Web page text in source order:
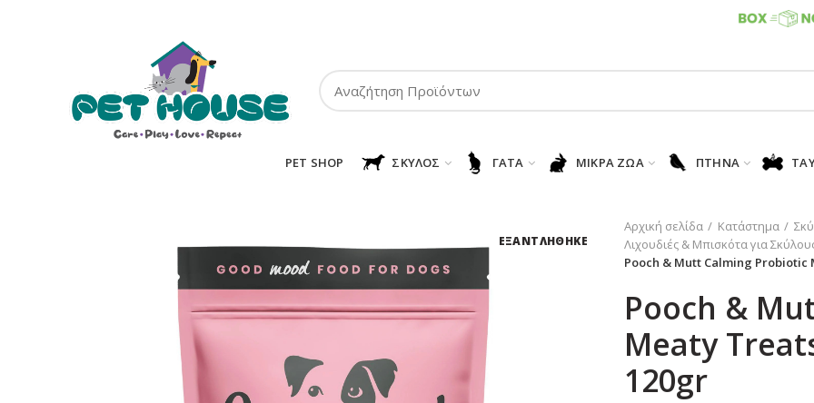
PET SHOP ΣΚΎΛΟΣ ΓΆΤΑ ΜΙΚΡΆ ΖΏΑ ΠΤΗΝΆ
ΕΞΑΝΤΛΗΘΗΚΕ
Αρχική σελίδα Κατάστημα
Λιχουδιές & Μπισκότα για
Pooch & Mutt Calming
Pooch &
Meaty
120gr